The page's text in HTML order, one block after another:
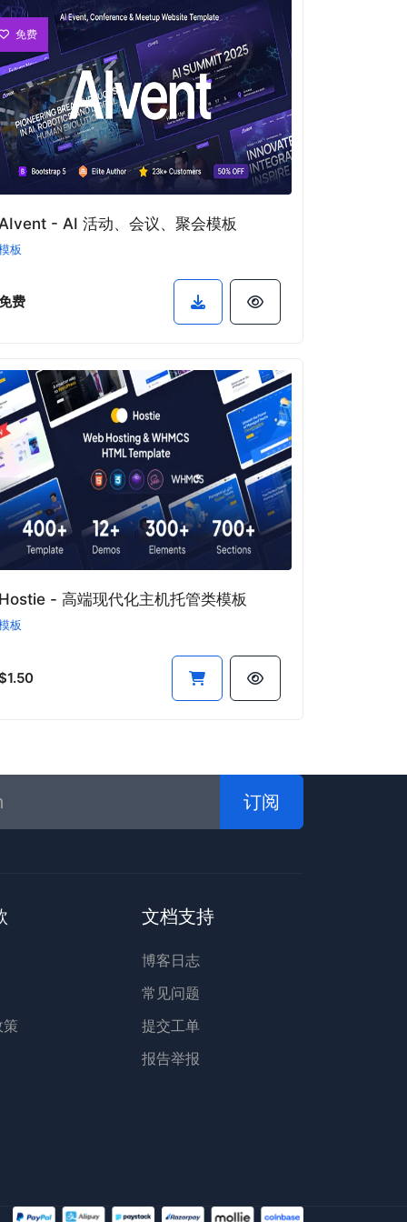
免费
- AI 活动、会议、聚会模板
板
费
- 高端现代化主机托管类模板
板
订阅
文档支持
博客日志
常见问题
提交工单
报告举报